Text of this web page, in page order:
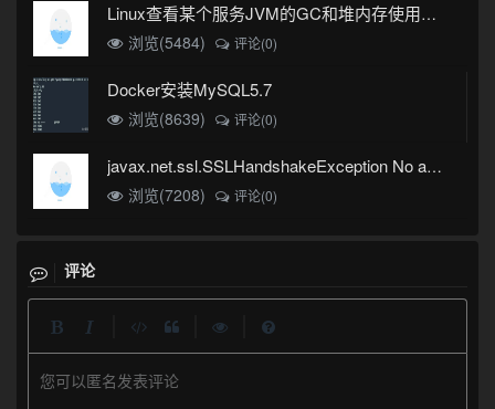
Linux查看某个服务JVM的GC和堆内存使用情况
浏览(5484)
评论(0)
Docker安装MySQL5.7
浏览(8639) 评论(0)
javax.net.ssl.SSLHandshakeException No appropriate protocol (protocol is disabled or cipher suites are inappropriate)错误
浏览(7208)
评论(0)
评论
您可以匿名发表评论